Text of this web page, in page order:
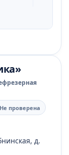
проверена
д.